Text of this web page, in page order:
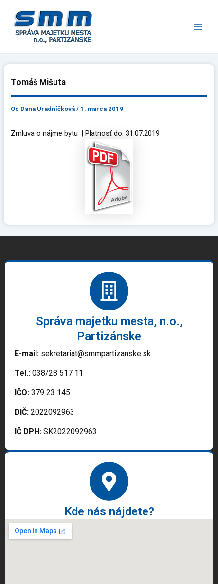
obsah
Tomáš Mišuta
Od Dana Úradníčková/ 1. marca 2019
Zmluva o nájme bytu | Platnosť do: 31.07.2019
Správa majetku mesta, n.o.,
Partizánske
E-mail: sekretariat@smmpartizanske.sk
Tel.: 038/28 517 11
IČO: 379 23 145
DIČ: 2022092963
IČ DPH: SK2022092963
Kde nás nájdete?